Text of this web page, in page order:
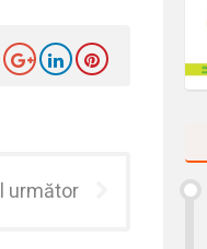
următor